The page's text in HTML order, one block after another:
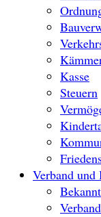
Kasse
Steuern
Verband und